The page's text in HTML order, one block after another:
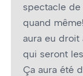
spectacle de
quand
aura eu droit
qui seront
Ça aura été